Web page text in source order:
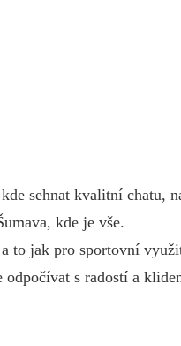
sehnat kvalitní chatu,
kde je vše.
to jak pro sportovní
odpočívat s radostí a